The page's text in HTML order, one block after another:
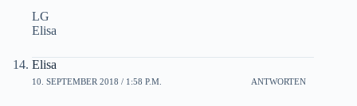
LG
Elisa
Elisa
10. SEPTEMBER 2018 / 1:58 P.M. ANTWORTEN